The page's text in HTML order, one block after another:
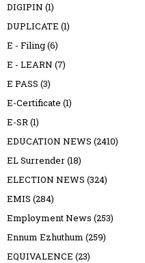
DIGIPIN (1)
DUPLICATE (1)
E - Filing(6)
E - LEARN (7)
E PASS (3)
E-Certificate (1)
E-SR(1)
EDUCATION NEWS (2410)
EL Surrender(18)
ELECTION NEWS (324)
EMIS (284)
Employment News (253)
Ennum Ezhuthum (259)
EQUIVALENCE (23)